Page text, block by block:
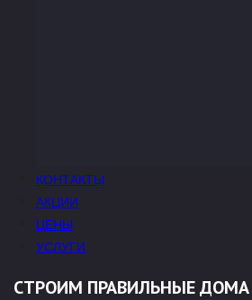
КОНТАКТЫ
АКЦИИ
ЦЕНЫ
УСЛУГИ
СТРОИМ ПРАВИЛЬНЫЕ ДОМА